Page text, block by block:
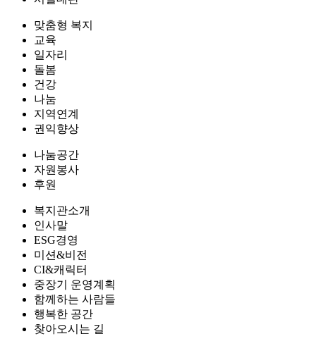
맞춤형 복지
교육
일자리
돌봄
건강
나눔
지역연계
권익향상
나눔공간
자원봉사
후원
복지관소개
인사말
ESG경영
미션&비전
CI&캐릭터
중장기 운영계획
함께하는 사람들
행복한 공간
찾아오시는 길